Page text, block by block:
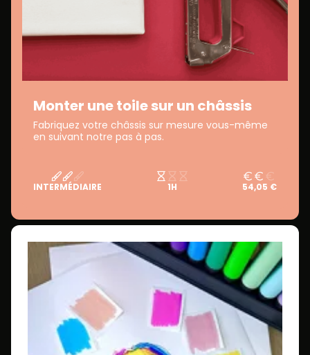
Monter une toile sur un châssis
Fabriquez votre châssis sur mesure vous-même
en suivant notre pas à pas.
INTERMÉDIAIRE 1H 54,05 €